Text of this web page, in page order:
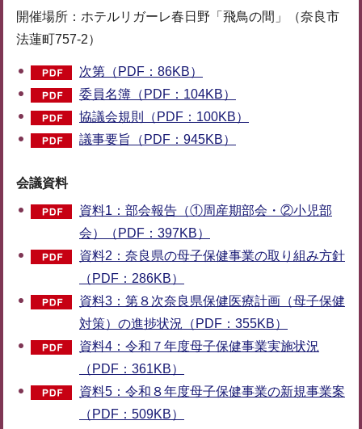
開催場所：ホテルリガーレ春日野「飛鳥の間」（奈良市
法蓮町757-2）
次第（PDF：86KB）
委員名簿（PDF：104KB）
協議会規則（PDF：100KB）
議事要旨（PDF：945KB）
会議資料
資料1：部会報告（①周産期部会・②小児部
会）（PDF：397KB）
資料2：奈良県の母子保健事業の取り組み方針
（PDF：286KB）
資料3：第８次奈良県保健医療計画（母子保健
対策）の進捗状況（PDF：355KB）
資料4：令和７年度母子保健事業実施状況
（PDF：361KB）
資料5：令和８年度母子保健事業の新規事業案
（PDF：509KB）